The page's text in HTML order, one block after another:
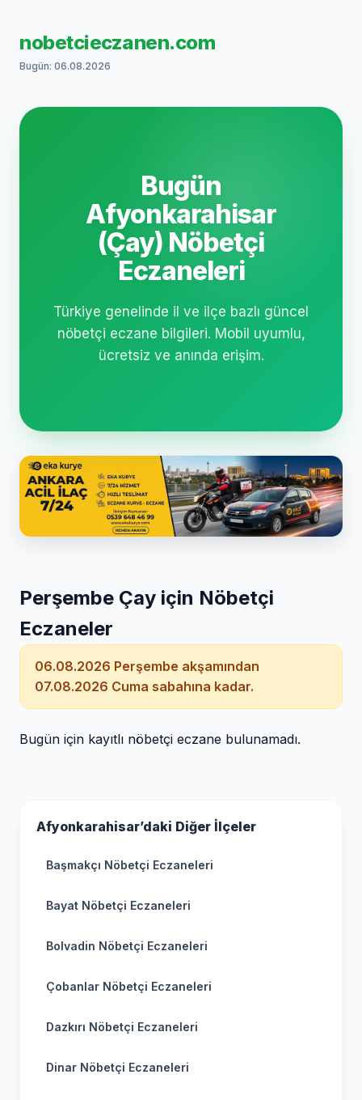
nobetcieczanen.com
Bugün: 06.08.2026
Bugün
Afyonkarahisar
(Çay) Nöbetçi
Eczaneleri
Türkiye genelinde il ve ilçe bazlı güncel
nöbetçi eczane bilgileri. Mobil uyumlu,
ücretsiz ve anında erişim.
Perşembe Çay için Nöbetçi
Eczaneler
06.08.2026 Perşembe akşamından
07.08.2026 Cuma sabahına kadar.
Bugün için kayıtlı nöbetçi eczane bulunamadı.
Afyonkarahisar’daki Diğer İlçeler
Başmakçı Nöbetçi Eczaneleri
Bayat Nöbetçi Eczaneleri
Bolvadin Nöbetçi Eczaneleri
Çobanlar Nöbetçi Eczaneleri
Dazkırı Nöbetçi Eczaneleri
Dinar Nöbetçi Eczaneleri